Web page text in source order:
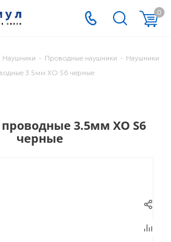
0
Наушники - Проводные наушники - Наушники
3.5мм XO S6 черные
3.5мм XO S6
черные